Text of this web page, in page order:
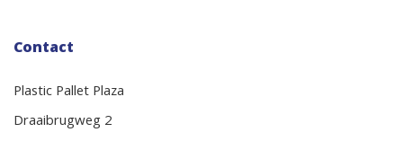
Contact
Plastic Pallet Plaza
Draaibrugweg 2